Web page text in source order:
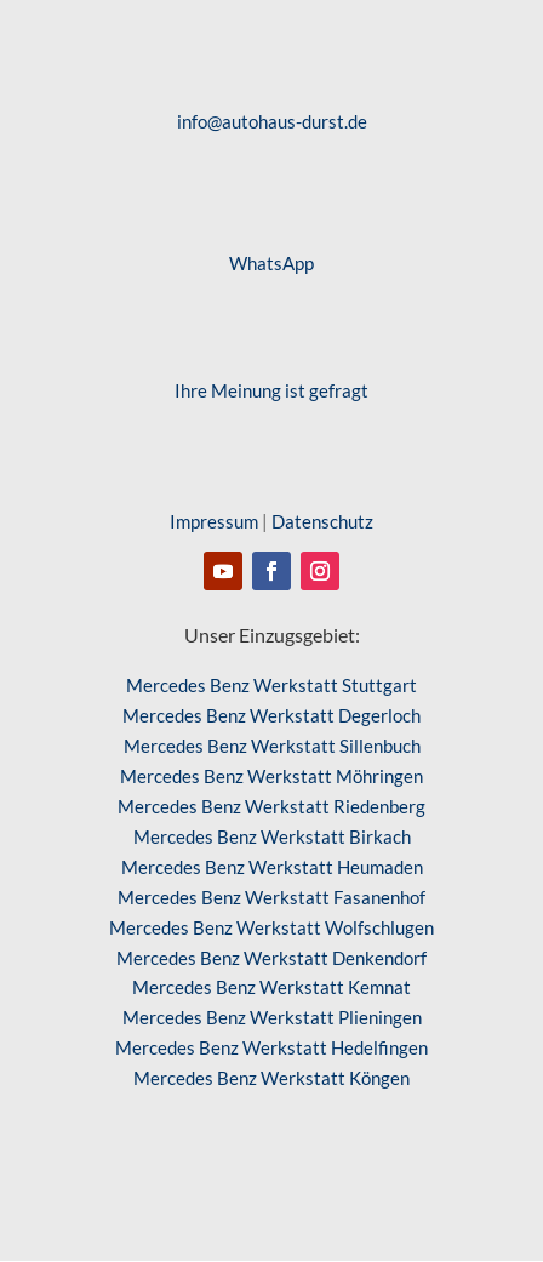
info@autohaus-durst.de
WhatsApp
Ihre Meinung ist gefragt
Impressum | Datenschutz
Unser Einzugsgebiet:
Mercedes Benz Werkstatt Stuttgart
Mercedes Benz Werkstatt Degerloch
Mercedes Benz Werkstatt Sillenbuch
Mercedes Benz Werkstatt Möhringen
Mercedes Benz Werkstatt Riedenberg
Mercedes Benz Werkstatt Birkach
Mercedes Benz Werkstatt Heumaden
Mercedes Benz Werkstatt Fasanenhof
Mercedes Benz Werkstatt Wolfschlugen
Mercedes Benz Werkstatt Denkendorf
Mercedes Benz Werkstatt Kemnat
Mercedes Benz Werkstatt Plieningen
Mercedes Benz Werkstatt Hedelfingen
Mercedes Benz Werkstatt Köngen